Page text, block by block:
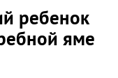
ребенок
яме